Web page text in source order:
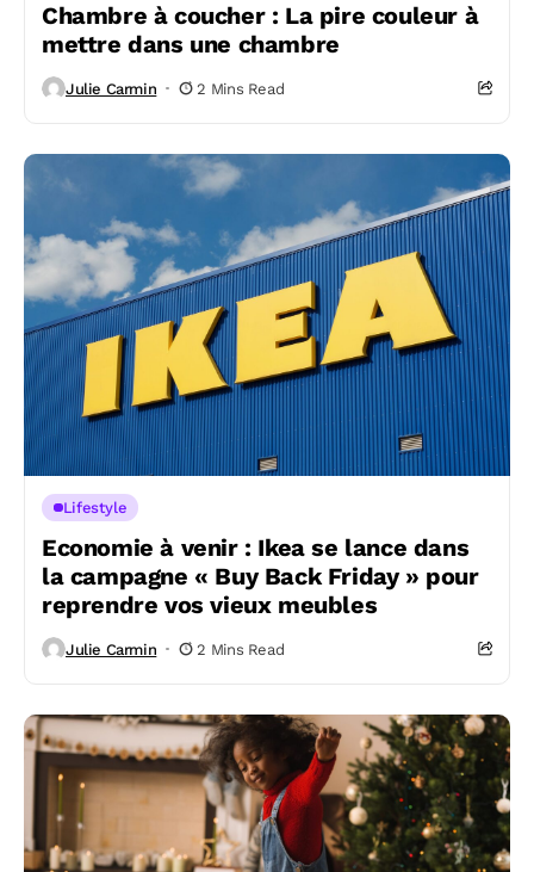
Chambre à coucher : La pire couleur à
mettre dans une chambre
Julie Carmin 2 Mins Read
Lifestyle
Economie à venir : Ikea se lance dans
la campagne « Buy Back Friday » pour
reprendre vos vieux meubles
Julie Carmin 2 Mins Read